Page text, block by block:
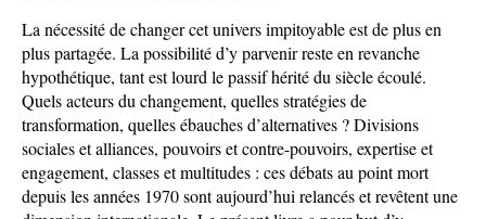
La nécessité de changer cet univers impitoyable est de plus en
plus partagée. La possibilité d’y parvenir reste en revanche
hypothétique, tant est lourd le passif hérité du siècle écoulé.
Quels acteurs du changement, quelles stratégies de
transformation, quelles ébauches d’alternatives ? Divisions
sociales et alliances, pouvoirs et contre-pouvoirs, expertise et
engagement, classes et multitudes : ces débats au point mort
depuis les années 1970 sont aujourd’hui relancés et revêtent une